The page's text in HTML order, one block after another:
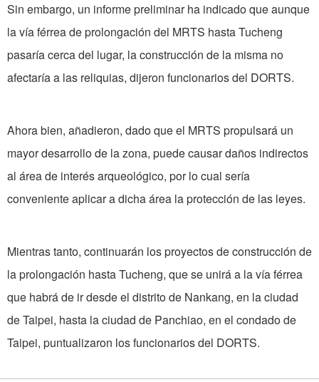
Sin embargo, un informe preliminar ha indicado que aunque
la vía férrea de prolongación del MRTS hasta Tucheng
pasaría cerca del lugar, la construcción de la misma no
afectaría a las reliquias, dijeron funcionarios del DORTS.
Ahora bien, añadieron, dado que el MRTS propulsará un
mayor desarrollo de la zona, puede causar daños indirectos
al área de interés arqueológico, por lo cual sería
conveniente aplicar a dicha área la protección de las leyes.
Mientras tanto, continuarán los proyectos de construcción de
la prolongación hasta Tucheng, que se unirá a la vía férrea
que habrá de ir desde el distrito de Nankang, en la ciudad
de Taipei, hasta la ciudad de Panchiao, en el condado de
Taipei, puntualizaron los funcionarios del DORTS.